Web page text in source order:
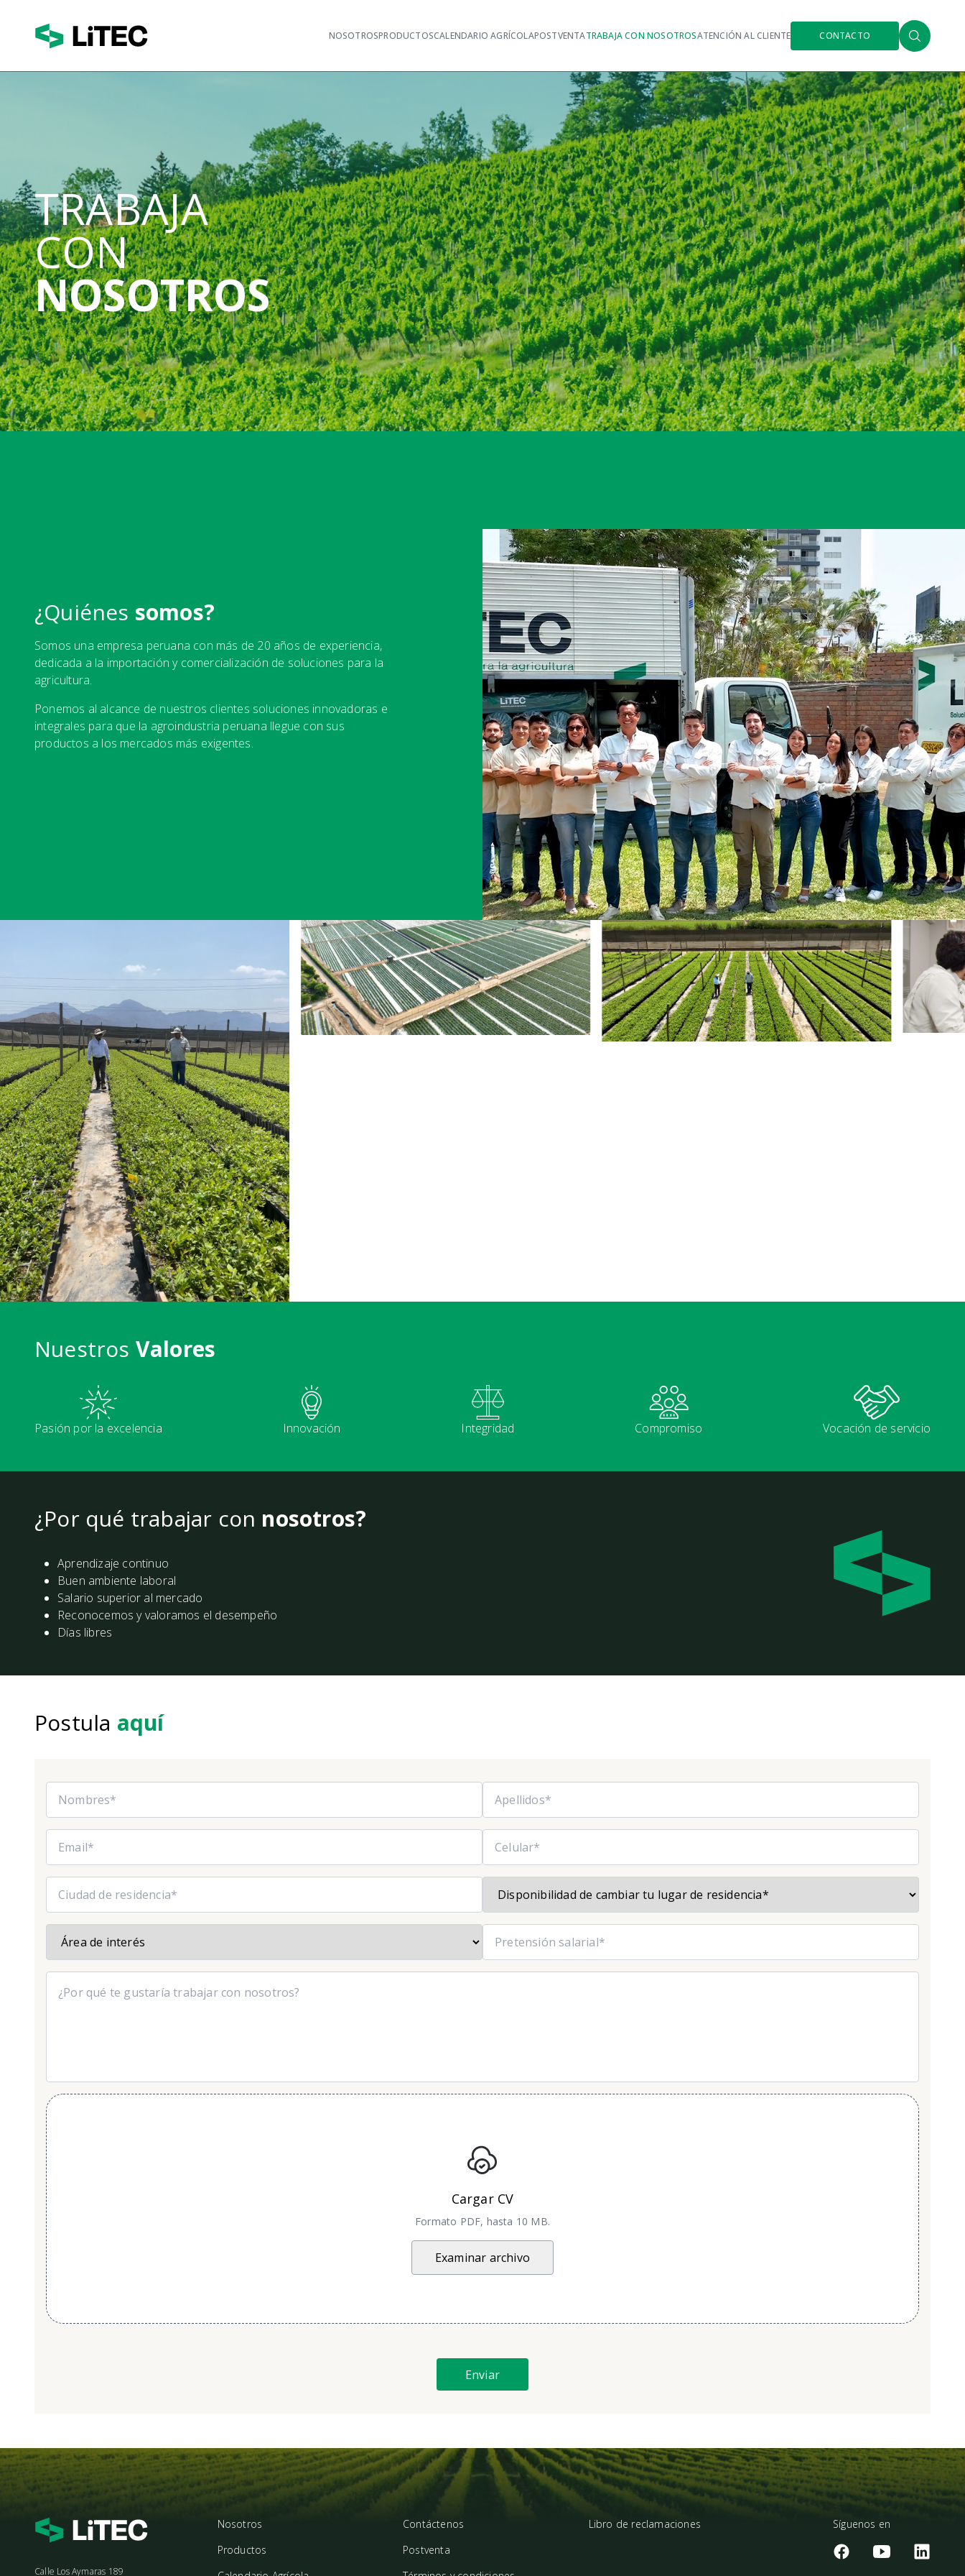
NOSOTROSPRODUCTOSCALENDARIO AGRÍCOLAPOSTVENTATRABAJA CON NOSOTROSATENCIÓN AL CLIENTE CONTACTO
TRABAJA
CON
NOSOTROS
¿Quiénes somos?
Somos una empresa peruana con más de 20 años de experiencia,
dedicada a la importación y comercialización de soluciones para la
agricultura.
Ponemos al alcance de nuestros clientes soluciones innovadoras e
integrales para que la agroindustria peruana llegue con sus
productos a los mercados más exigentes.
Nuestros Valores
Pasión por la excelencia Innovación Integridad Compromiso Vocación de servicio
¿Por qué trabajar con nosotros?
Aprendizaje continuo
Buen ambiente laboral
Salario superior al mercado
Reconocemos y valoramos el desempeño
Días libres
Postula aquí
Cargar CV
Formato PDF, hasta 10 MB.
Examinar archivo
Enviar
Calle Los Aymaras 189
Nosotros
Productos
Contáctenos
Postventa
Libro de reclamaciones Síguenos en